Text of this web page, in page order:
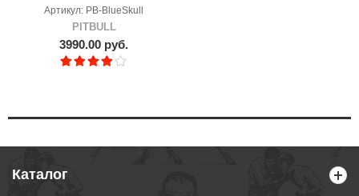
Артикул: PB-BlueSkull
PITBULL
3990.00 руб.
Каталог